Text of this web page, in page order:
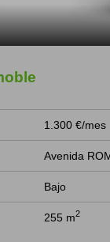
1.300 €/mes
Avenida
Bajo
255 m2